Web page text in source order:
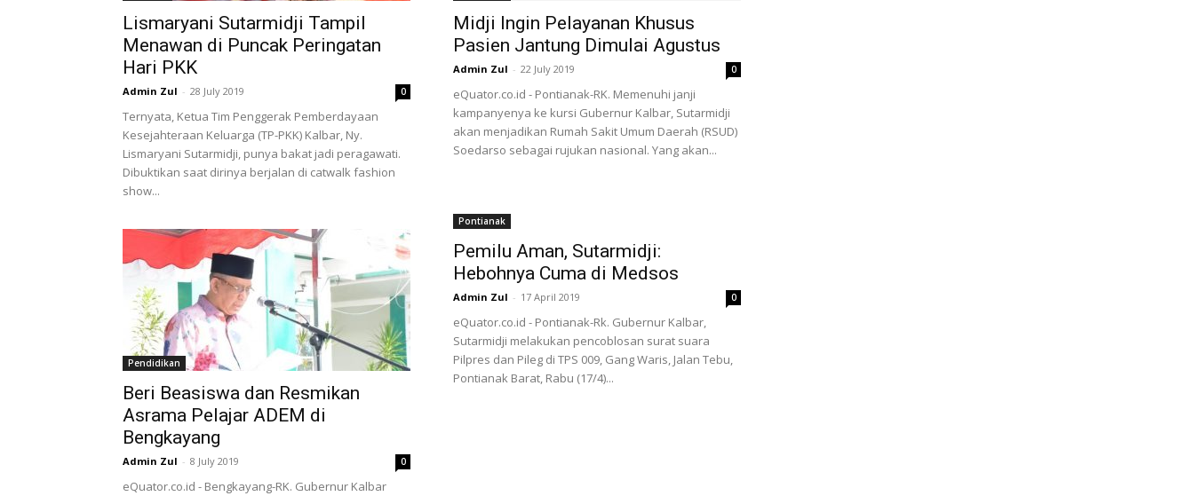
Lismaryani Sutarmidji Tampil
Menawan di Puncak Peringatan
Hari PKK
Admin Zul - 28 July 2019 0
Ternyata, Ketua Tim Penggerak Pemberdayaan
Kesejahteraan Keluarga (TP-PKK) Kalbar, Ny.
Lismaryani Sutarmidji, punya bakat jadi peragawati.
Dibuktikan saat dirinya berjalan di catwalk fashion
show...
Midji Ingin Pelayanan Khusus
Pasien Jantung Dimulai Agustus
Admin Zul - 22 July 2019 0
eQuator.co.id - Pontianak-RK. Memenuhi janji
kampanyenya ke kursi Gubernur Kalbar, Sutarmidji
akan menjadikan Rumah Sakit Umum Daerah (RSUD)
Soedarso sebagai rujukan nasional. Yang akan...
Pendidikan
Beri Beasiswa dan Resmikan
Asrama Pelajar ADEM di
Bengkayang
Admin Zul - 8 July 2019 0
eQuator.co.id - Bengkayang-RK. Gubernur Kalbar
Pontianak
Pemilu Aman, Sutarmidji:
Hebohnya Cuma di Medsos
Admin Zul - 17 April 2019 0
eQuator.co.id - Pontianak-Rk. Gubernur Kalbar,
Sutarmidji melakukan pencoblosan surat suara
Pilpres dan Pileg di TPS 009, Gang Waris, Jalan Tebu,
Pontianak Barat, Rabu (17/4)...